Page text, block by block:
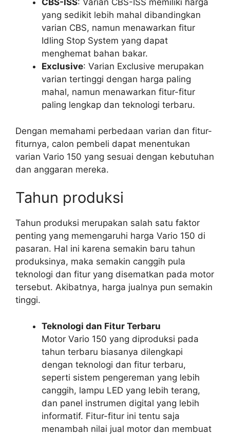
CBS-ISS: Varian CBS-ISS memiliki harga
yang sedikit lebih mahal dibandingkan
varian CBS, namun menawarkan fitur
Idling Stop System yang dapat
menghemat bahan bakar.
Exclusive: Varian Exclusive merupakan
varian tertinggi dengan harga paling
mahal, namun menawarkan fitur-fitur
paling lengkap dan teknologi terbaru.
Dengan memahami perbedaan varian dan fitur-
fiturnya, calon pembeli dapat menentukan
varian Vario 150 yang sesuai dengan kebutuhan
dan anggaran mereka.
Tahun produksi
Tahun produksi merupakan salah satu faktor
penting yang memengaruhi harga Vario 150 di
pasaran. Hal ini karena semakin baru tahun
produksinya, maka semakin canggih pula
teknologi dan fitur yang disematkan pada motor
tersebut. Akibatnya, harga jualnya pun semakin
tinggi.
Teknologi dan Fitur Terbaru
Motor Vario 150 yang diproduksi pada
tahun terbaru biasanya dilengkapi
dengan teknologi dan fitur terbaru,
seperti sistem pengereman yang lebih
canggih, lampu LED yang lebih terang,
dan panel instrumen digital yang lebih
informatif. Fitur-fitur ini tentu saja
menambah nilai jual motor dan membuat